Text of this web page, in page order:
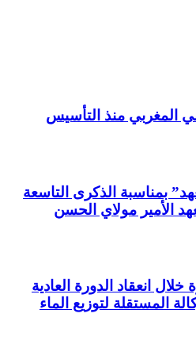
المغربي منذ التأسيس
بمناسبة الذكرى التاسعة
الأمير مولاي الحسن
انعقاد الدورة العادية
المستقلة لتوزيع الماء